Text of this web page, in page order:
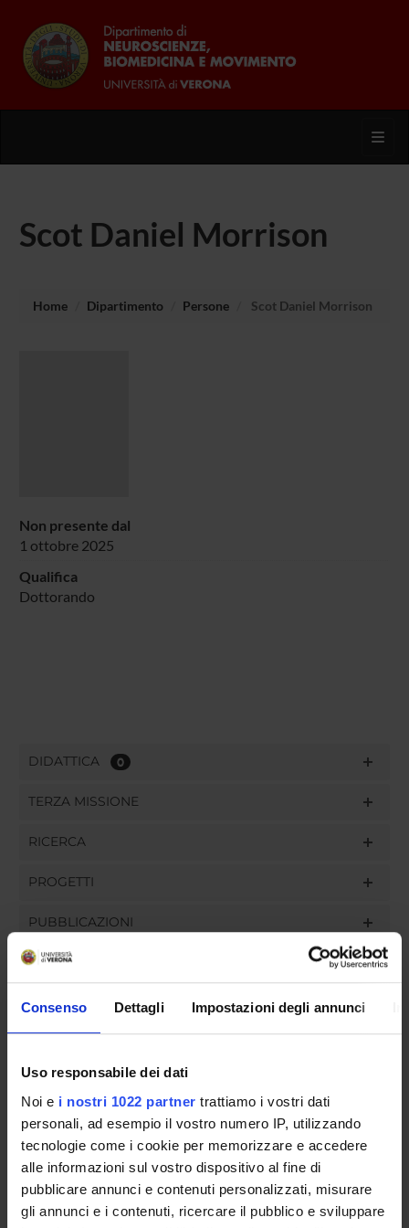
Consenso Dettagli Impostazioni degli annunci
Uso responsabile dei dati
Noi e i nostri 1022 partner trattiamo i vostri dati
personali, ad esempio il vostro numero IP, utilizzando
tecnologie come i cookie per memorizzare e accedere
alle informazioni sul vostro dispositivo al fine di
pubblicare annunci e contenuti personalizzati, misurare
gli annunci e i contenuti, ricercare il pubblico e sviluppare
Scot Daniel Morrison
Home Dipartimento Persone Scot Daniel Morrison
Non presente dal
1 ottobre 2025
Qualifica
Dottorando
DIDATTICA 0
TERZA MISSIONE
RICERCA
PROGETTI
PUBBLICAZIONI
INCARICHI
GOVERNANCE
COMMISSIONI
UFFICI E STRUTTURE DI SERVIZIO
SERVIZI DI SEGRETERIA STUDENTI